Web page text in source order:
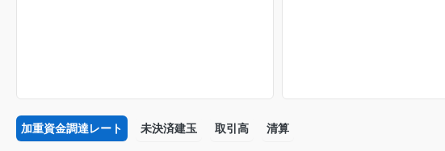
加重資金調達レート 未決済建玉 取引高 清算